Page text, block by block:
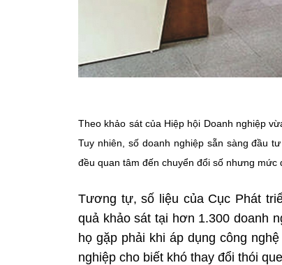
Theo khảo sát của Hiệp hội Doanh nghiệp
Tuy nhiên, số doanh nghiệp sẵn sàng đầu
đều quan tâm đến chuyển đổi số nhưng mức
Tương tự, số liệu của Cục Phát
quả khảo sát tại hơn 1.300 doanh
họ gặp phải khi áp dụng công
nghiệp cho biết khó thay đổi thói